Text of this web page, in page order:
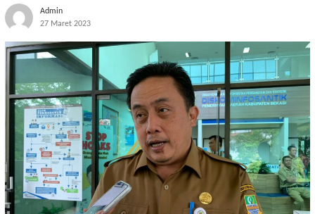
Admin
27 Maret 2023